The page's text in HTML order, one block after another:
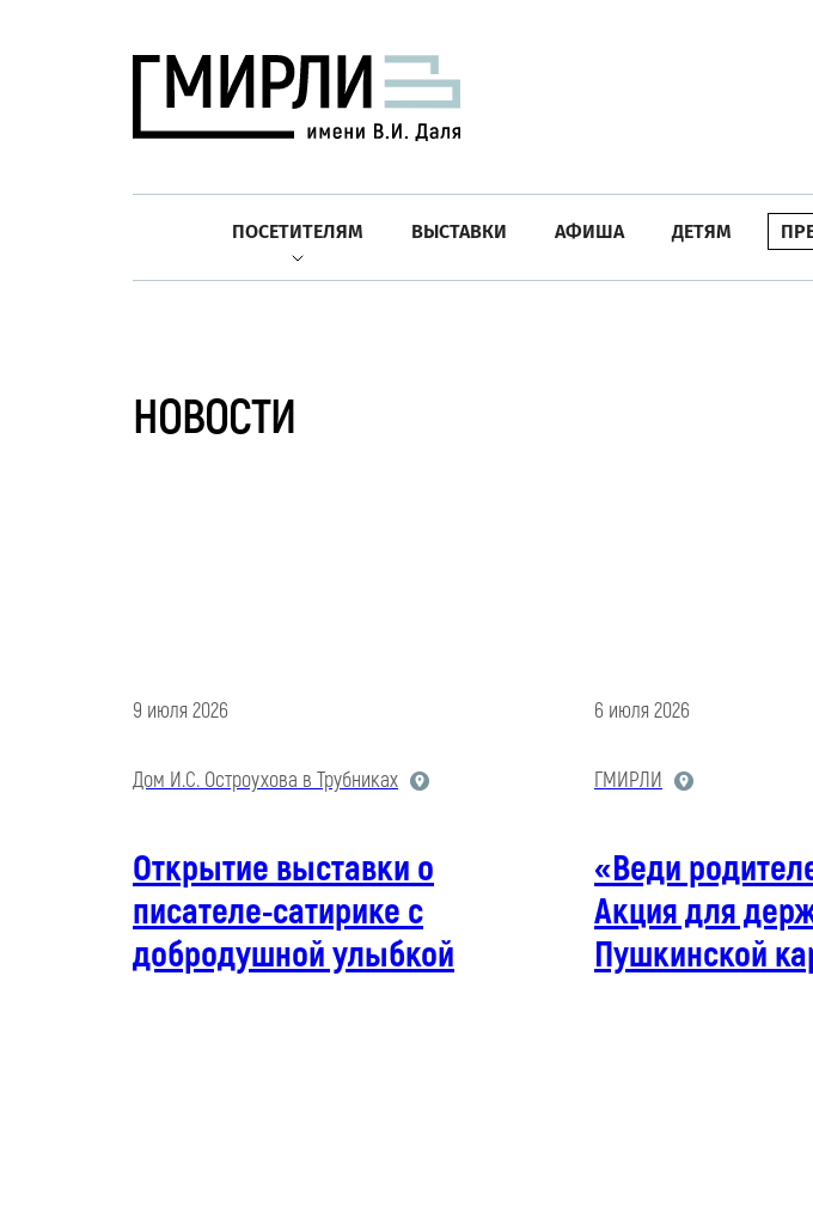
ПОСЕТИТЕЛЯМ ВЫСТАВКИ АФИША ДЕТЯМ
НОВОСТИ
9 июля 2026
Дом И.С. Остроухова в Трубниках
Открытие выставки о
писателе-сатирике с
добродушной улыбкой
6 июля 2026
ГМИРЛИ
«Веди
Акция для
Пушкинской